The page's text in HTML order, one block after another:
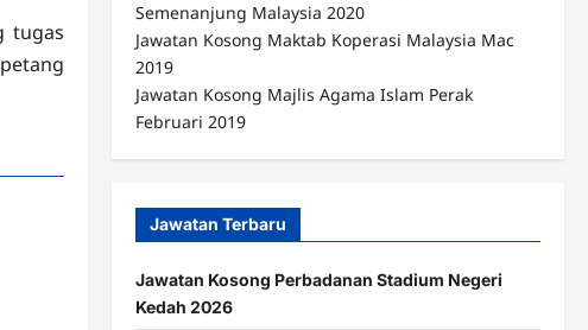
tugas
Semenanjung Malaysia 2020
Jawatan Kosong Maktab Koperasi Malaysia Mac
2019
Jawatan Kosong Majlis Agama Islam Perak
Februari 2019
Jawatan Terbaru
Jawatan Kosong Perbadanan Stadium Negeri
Kedah 2026